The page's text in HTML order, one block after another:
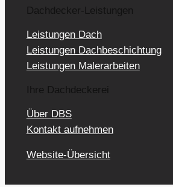
Dachdecker-Leistungen
Leistungen Dach
Leistungen Dachbeschichtung
Leistungen Malerarbeiten
Ihre Dachdeckerei
Über DBS
Kontakt aufnehmen
Website-Übersicht